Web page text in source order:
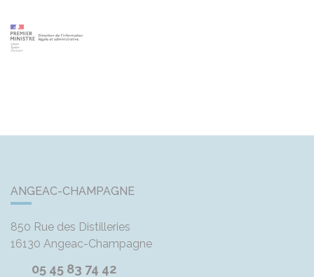
ANGEAC-CHAMPAGNE
850 Rue des Distilleries
16130 Angeac-Champagne
05 45 83 74 42